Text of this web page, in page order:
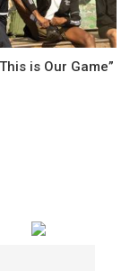
is Our Game”